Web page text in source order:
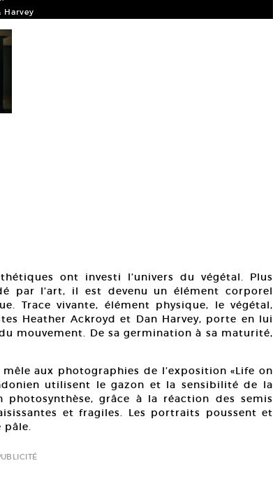
Harvey
ont investi l’univers du végétal. Plus
par l’art, il est devenu un élément corporel
Trace vivante, élément physique, le végétal,
Heather Ackroyd et Dan Harvey, porte en lui
mouvement. De sa germination à sa maturité,
aux photographies de l’exposition «Life on
utilisent le gazon et la sensibilité de la
photosynthèse, grâce à la réaction des semis
et fragiles. Les portraits poussent et